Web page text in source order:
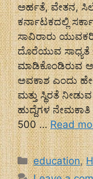
ಅರ್ಹತೆ, ವೇತನ,
ಕರ್ನಾಟಕದಲ್ಲಿ
ಸಾವಿರಾರು
ದೊರೆಯುವ
ಮಾಡಿಕೊಂಡಿರುವ
ಅವಕಾಶ ಎಂದು
ಮತ್ತು ಸ್ಥಿರತೆ
ಹುದ್ದೆಗಳ ನೇಮಕಾತಿ
500 …Read
Categories
education,